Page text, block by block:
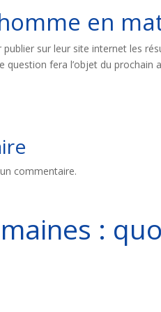
en
sur leur site internet les
fera l’objet du prochain
commentaire.
: